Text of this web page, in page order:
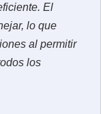
El
lo que
al permitir
los